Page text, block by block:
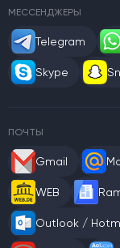
МЕССЕНДЖЕРЫ
Telegram
Skype
ПОЧТЫ
Gmail
WEB
Outlook /